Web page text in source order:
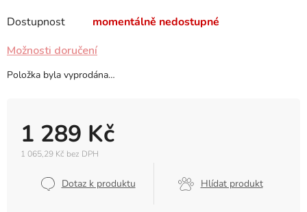
Dostupnost momentálně nedostupné
1 289 Kč
1 065,29 Kč bez DPH
Dotaz k produktu Hlídat produkt
Možnosti doručení
Položka byla vyprodána…